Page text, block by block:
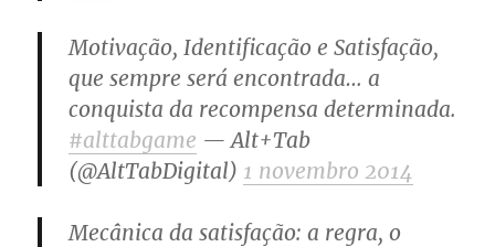
Motivação, Identificação e Satisfação,
que sempre será encontrada… a
conquista da recompensa determinada.
#alttabgame — Alt+Tab
(@AltTabDigital) 1 novembro 2014
Mecânica da satisfação: a regra, o